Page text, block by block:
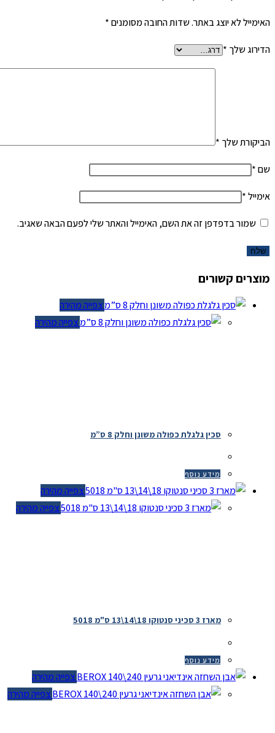
האימייל לא יוצג באתר.שדות החובה מסומנים*
הדירוג שלך*
הביקורת שלך*
שם*
אימייל*
שמור בדפדפן זה את השם, האימייל והאתר שלי לפעם הבאה שאגיב.
מוצרים קשורים
צפייה מהירה
צפייה מהירה
סכין גלגלת כפולה משונן וחלק 8 ס”מ
מידע נוסף
צפייה מהירה
צפייה מהירה
מארז 3 סכיני סנטוקו 18\14\13 ס"מ 5018
מידע נוסף
צפייה מהירה
צפייה מהירה